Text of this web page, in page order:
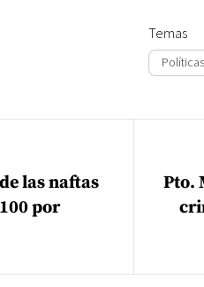
Temas
las naftas
por
Pto.